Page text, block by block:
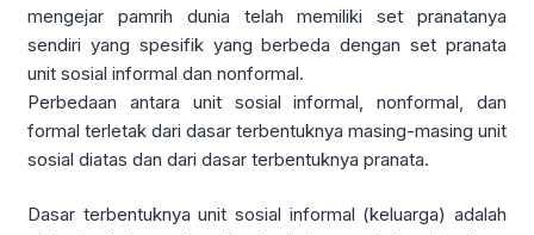
mengejar pamrih dunia telah memiliki set pranatanya
sendiri yang spesifik yang berbeda dengan set pranata
unit sosial informal dan nonformal.
Perbedaan antara unit sosial informal, nonformal, dan
formal terletak dari dasar terbentuknya masing-masing unit
sosial diatas dan dari dasar terbentuknya pranata.
Dasar terbentuknya unit sosial informal (keluarga) adalah